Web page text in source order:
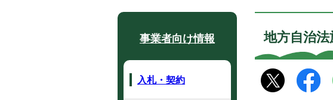
地方自治
事業者向け情報
入札・契約